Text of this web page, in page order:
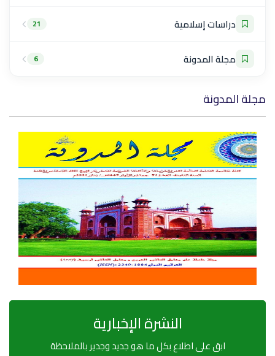
دراسات إسلامية 21
مجلة المدونة 6
مجلة المدونة
النشرة الإخبارية
ابق على اطلاع بكل ما هو جديد وجدير بالملاحظة